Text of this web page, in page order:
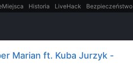
Historia LiveHack Bezpieczeństwo
Marian ft. Kuba Jurzyk -